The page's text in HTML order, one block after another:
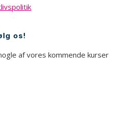
os!
af vores kommende kurser